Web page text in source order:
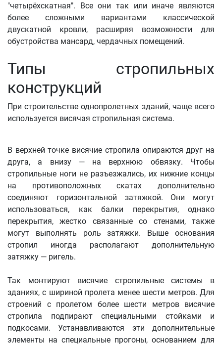
"четырёхскатная". Все они так или иначе являются
более сложными вариантами классической
двускатной кровли, расширяя возможности для
обустройства мансард, чердачных помещений.
Типы стропильных
конструкций
При строительстве однопролетных зданий, чаще всего
используется висячая стропильная система.
В верхней точке висячие стропила опираются друг на
друга, а внизу — на верхнюю обвязку. Чтобы
стропильные ноги не разъезжались, их нижние концы
на противоположных скатах дополнительно
соединяют горизонтальной затяжкой. Они могут
использоваться, как балки перекрытия, однако
перекрытия, жестко связанные со стенами, также
могут выполнять роль затяжки. Выше основания
стропил иногда располагают дополнительную
затяжку — ригель.
Так монтируют висячие стропильные системы в
зданиях, с шириной пролета менее шести метров. Для
строений с пролетом более шести метров висячие
стропила подпирают специальными стойками и
подкосами. Устанавливаются эти дополнительные
элементы на специальные прогоны, основанием для